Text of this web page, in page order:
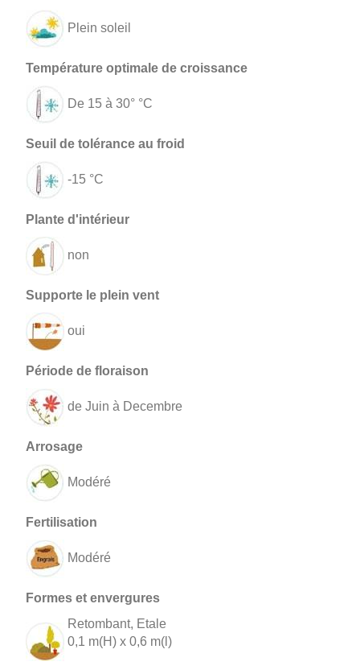
Plein soleil
De 15 à 30° °C
-15 °C
non
oui
de Juin à Decembre
Modéré
Modéré
Retombant, Etale
0,1 m(H) x 0,6 m(l)